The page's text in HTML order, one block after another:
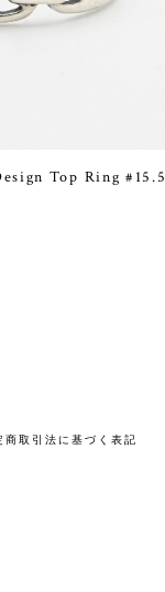
Top Ring #15.5
商取引法に基づく表記